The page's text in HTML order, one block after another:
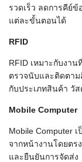
รวดเร็ว ลดการคีย์
แต่ละขั้นตอนได้
RFID
RFID เหมาะกับงา
ตรวจนับและติดตาม
กับประเภทสินค้า วั
Mobile Computer
Mobile Computer
จากหน้างานโดยต
และยืนยันการจัดส่ง